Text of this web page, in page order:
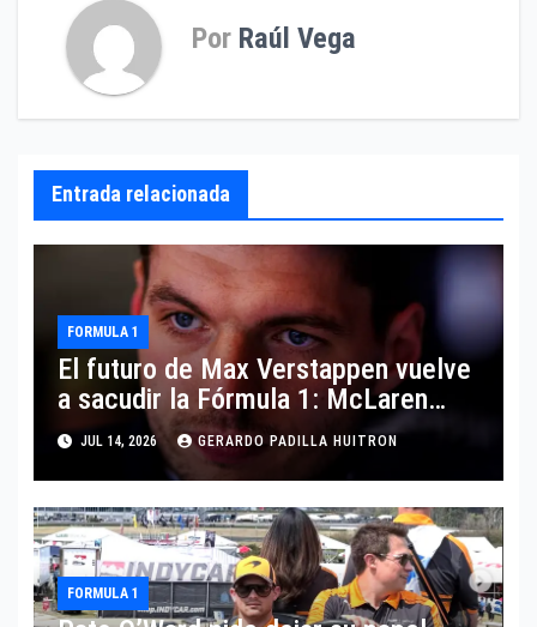
Por Raúl Vega
Entrada relacionada
FORMULA 1
El futuro de Max Verstappen vuelve
a sacudir la Fórmula 1: McLaren
aparece como posible destino
JUL 14, 2026 GERARDO PADILLA HUITRON
FORMULA 1